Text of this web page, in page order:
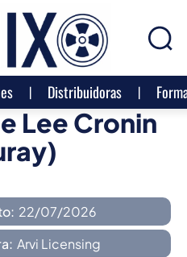
Distribuidoras
Lee Cronin
22/07/2026
Arvi Licensing